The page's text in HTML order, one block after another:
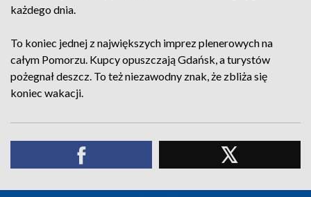
każdego dnia.
To koniec jednej z największych imprez plenerowych na
całym Pomorzu. Kupcy opuszczają Gdańsk, a turystów
pożegnał deszcz. To też niezawodny znak, że zbliża się
koniec wakacji.